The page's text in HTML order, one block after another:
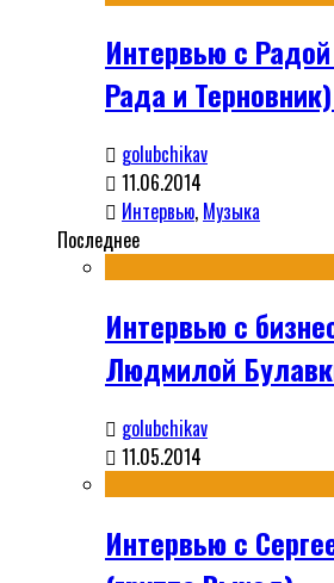
Интервью с
Рада и
golubchikav
11.06.2014
Интервью, Музыка
Последнее
Интервью с
Людмилой
golubchikav
11.05.2014
Интервью с